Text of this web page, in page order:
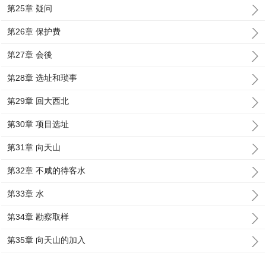
第25章 疑问
第26章 保护费
第27章 会後
第28章 选址和琐事
第29章 回大西北
第30章 项目选址
第31章 向天山
第32章 不咸的待客水
第33章 水
第34章 勘察取样
第35章 向天山的加入